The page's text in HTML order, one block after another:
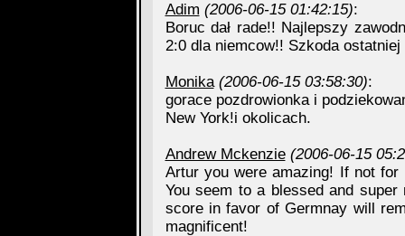
Adim (2006-06-15 01:42:15):
Boruc dał rade!! Najlepszy
2:0 dla niemcow!! Szkoda
Monika (2006-06-15 03:58:30):
gorace pozdrowionka i
New York!i okolicach.
Andrew Mckenzie (2006-06-15
Artur you were amazing! If not
You seem to a blessed and
score in favor of Germnay will
magnificent!